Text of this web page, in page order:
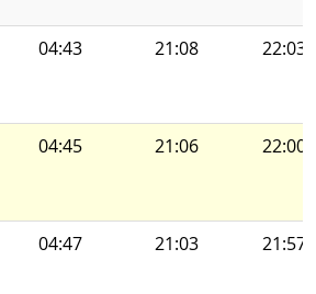
04:43 21:08 22:03
04:45 21:06 22:00
04:47 21:03 21:57